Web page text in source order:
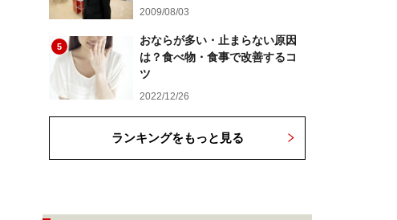
2009/08/03
5
おならが多い・止まらない原因
は？食べ物・食事で改善するコ
ツ
2022/12/26
ランキングをもっと見る